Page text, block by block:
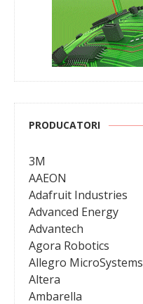
PRODUCATORI
3M
AAEON
Adafruit Industries
Advanced Energy
Advantech
Agora Robotics
Allegro MicroSystems
Altera
Ambarella